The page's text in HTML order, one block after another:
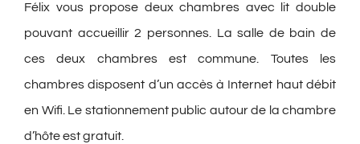
Félix vous propose deux chambres avec lit double
pouvant accueillir 2 personnes. La salle de bain de
ces deux chambres est commune. Toutes les
chambres disposent d’un accès à Internet haut débit
en Wifi. Le stationnement public autour de la chambre
d’hôte est gratuit.